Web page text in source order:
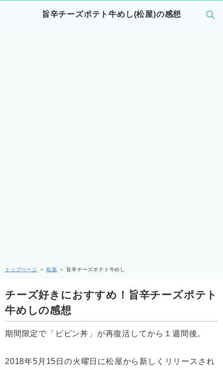
旨辛チーズポテト牛めし(松屋)の感想
トップページ ＞松屋 ＞ 旨辛チーズポテト牛めし
チーズ好きにおすすめ！旨辛チーズポテト
牛めしの感想
期間限定で「ビビン丼」が再復活してから１週間後。
2018年5月15日の火曜日に松屋から新しくリリースされ